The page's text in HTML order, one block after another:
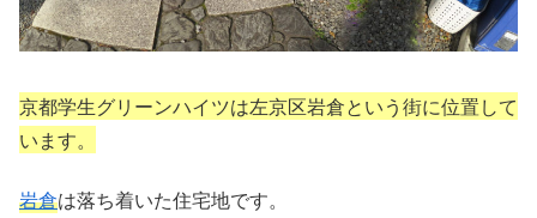
京都学生グリーンハイツは左京区岩倉という街に位置して
います。
岩倉は落ち着いた住宅地です。